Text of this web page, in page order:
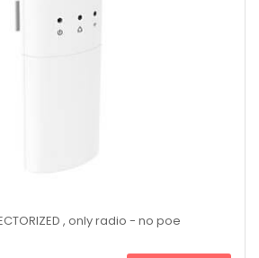
, only radio - no poe